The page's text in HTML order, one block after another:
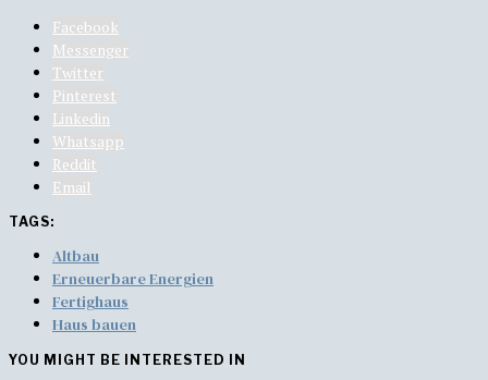
Facebook
Messenger
Twitter
Pinterest
Linkedin
Whatsapp
Reddit
Email
TAGS:
Altbau
Erneuerbare Energien
Fertighaus
Haus bauen
YOU MIGHT BE INTERESTED IN